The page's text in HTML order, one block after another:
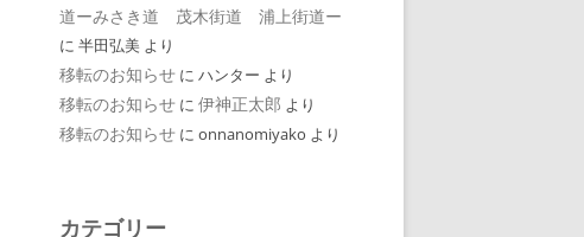
道ーみさき道 茂木街道 浦上街道ー
に 半田弘美 より
移転のお知らせ に ハンター より
移転のお知らせ に 伊神正太郎 より
移転のお知らせ に onnanomiyako より
カテゴリー